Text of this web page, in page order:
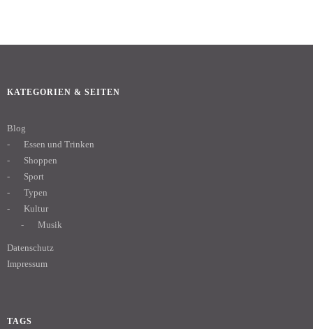
KATEGORIEN & SEITEN
Blog
Essen und Trinken
Shoppen
Sport
Typen
Kultur
Musik
Datenschutz
Impressum
TAGS